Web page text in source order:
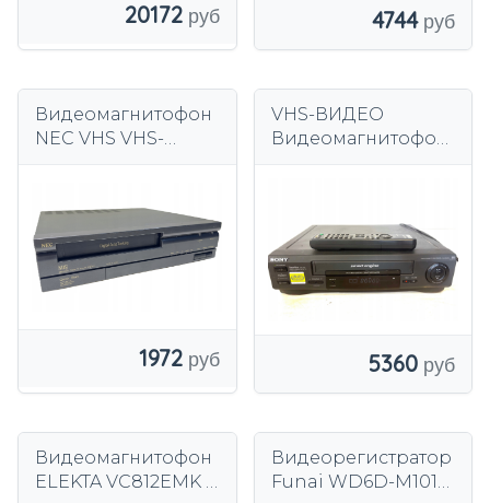
20172 4744
Видеомагнитофон
NEC VHS VHS-
1972
VHS-ВИДЕО
Видеомагнитофон
5360
Видеомагнитофон
ELEKTA VC812EMK С
Видеорегистратор
Funai WD6D-M101